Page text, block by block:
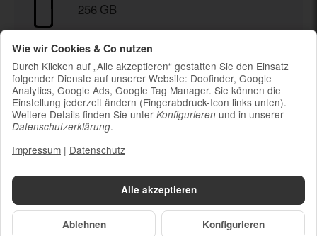
256 GB
Ladekabel (ohne Ladestecker)
Um die Nachhaltigkeit zu unterstützen und
weil die meisten neueren Smartphones
kabelloses Laden ermöglichen, ist kein
Ladestecker im Lieferumfang enthalten
Dein neues256 GB
Alle akzeptieren
Ablehnen Konfigurieren
Wie wir Cookies & Co nutzen
Durch Klicken auf „Alle akzeptieren“ gestatten Sie den Einsatz
folgender Dienste auf unserer Website: Doofinder, Google
Analytics, Google Ads, Google Tag Manager. Sie können die
Einstellung jederzeit ändern (Fingerabdruck-Icon links unten).
Weitere Details finden Sie unter Konfigurieren und in unserer
Datenschutzerklärung.
Impressum | Datenschutz